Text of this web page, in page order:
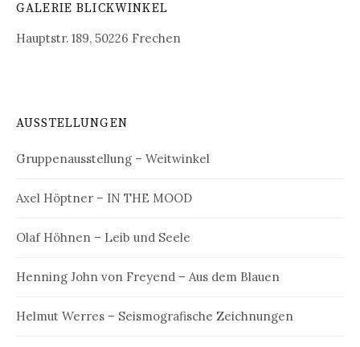
GALERIE BLICKWINKEL
Hauptstr. 189, 50226 Frechen
AUSSTELLUNGEN
Gruppenausstellung – Weitwinkel
Axel Höptner – IN THE MOOD
Olaf Höhnen – Leib und Seele
Henning John von Freyend – Aus dem Blauen
Helmut Werres – Seismografische Zeichnungen